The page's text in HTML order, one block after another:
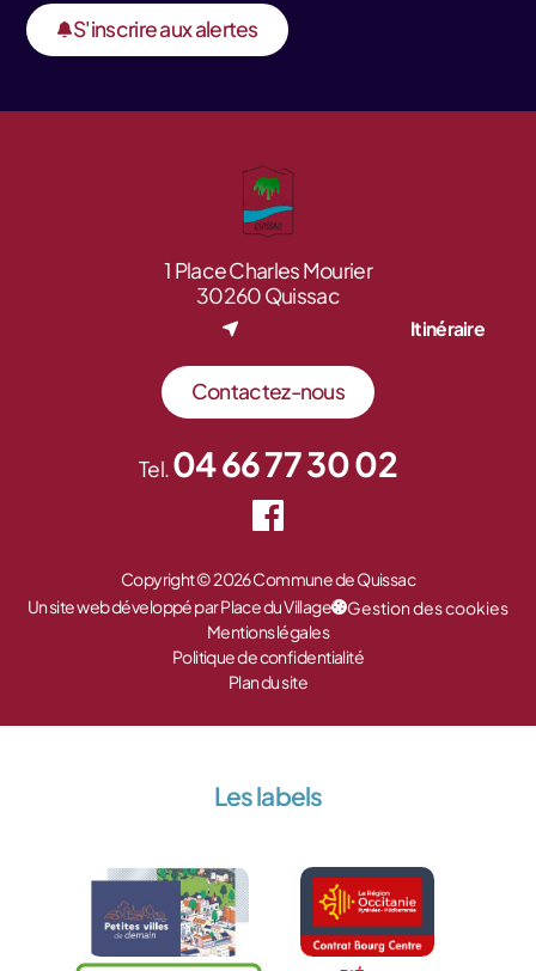
S'inscrire aux alertes
1 Place Charles Mourier
30260 Quissac
Itinéraire
Contactez-nous
Tel.04 66 77 30 02
Copyright © 2026 Commune de Quissac
Un site web développé par Place du Village
Gestion des cookies
Mentions légales
Politique de confidentialité
Plan du site
Les labels